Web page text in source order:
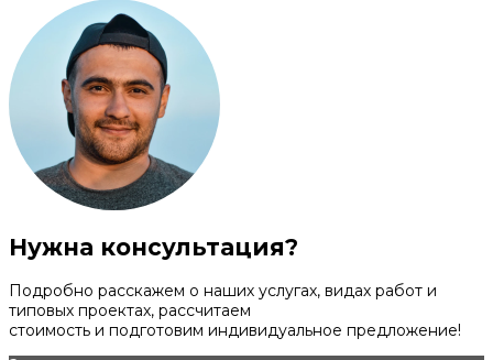
Нужна консультация?
Подробно расскажем о наших услугах, видах работ и
типовых проектах, рассчитаем
стоимость и подготовим индивидуальное предложение!